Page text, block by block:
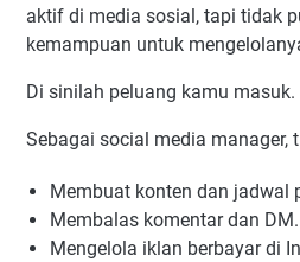
aktif di media sosial, tapi tidak
kemampuan untuk
Di sinilah peluang kamu masuk.
Sebagai social media manager,
Membuat konten dan jadwal
Membalas komentar dan DM.
Mengelola iklan berbayar di